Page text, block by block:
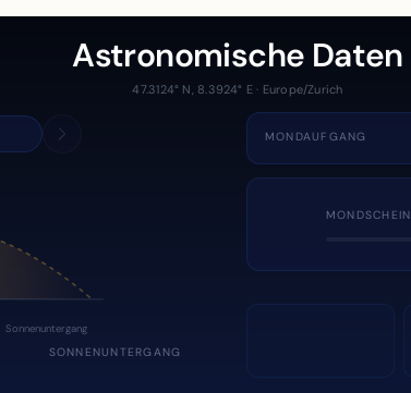
Astronomische Daten
47.3124° N, 8.3924° E · Europe/Zurich
Sonnenuntergang
SONNENUNTERGANG
MONDAUFGANG
MONDSCHEIN